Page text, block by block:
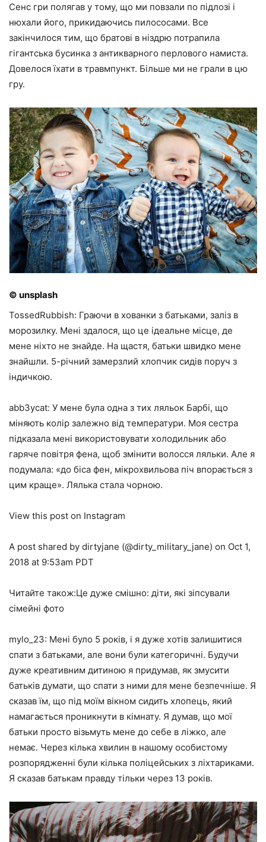
Сенс гри полягав у тому, що ми повзали по підлозі і
нюхали його, прикидаючись пилососами. Все
закінчилося тим, що братові в ніздрю потрапила
гігантська бусинка з антикварного перлового намиста.
Довелося їхати в травмпункт. Більше ми не грали в цю
гру.
© unsplash
TossedRubbish: Граючи в хованки з батьками, заліз в
морозилку. Мені здалося, що це ідеальне місце, де
мене ніхто не знайде. На щастя, батьки швидко мене
знайшли. 5-річний замерзлий хлопчик сидів поруч з
індичкою.
abb3ycat: У мене була одна з тих ляльок Барбі, що
міняють колір залежно від температури. Моя сестра
підказала мені використовувати холодильник або
гаряче повітря фена, щоб змінити волосся ляльки. Але я
подумала: «до біса фен, мікрохвильова піч впорається з
цим краще». Лялька стала чорною.
View this post on Instagram
A post shared by dirtyjane (@dirty_military_jane) on Oct 1,
2018 at 9:53am PDT
Читайте також:Це дуже смішно: діти, які зіпсували
сімейні фото
mylo_23: Мені було 5 років, і я дуже хотів залишитися
спати з батьками, але вони були категоричні. Будучи
дуже креативним дитиною я придумав, як змусити
батьків думати, що спати з ними для мене безпечніше. Я
сказав їм, що під моїм вікном сидить хлопець, який
намагається проникнути в кімнату. Я думав, що мої
батьки просто візьмуть мене до себе в ліжко, але
немає. Через кілька хвилин в нашому особистому
розпорядженні були кілька поліцейських з ліхтариками.
Я сказав батькам правду тільки через 13 років.